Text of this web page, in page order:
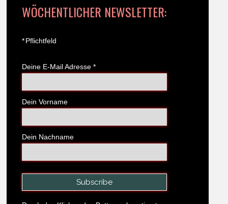
WÖCHENTLICHER NEWSLETTER:
*Pflichtfeld
Deine E-Mail Adresse *
Dein Vorname
Dein Nachname